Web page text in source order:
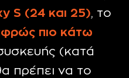
S (24 και 25), το
πιο κάτω
(κατά
πρέπει να το